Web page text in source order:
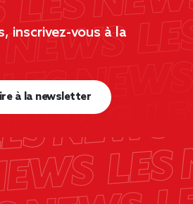
inscrivez-vous à la
à la newsletter